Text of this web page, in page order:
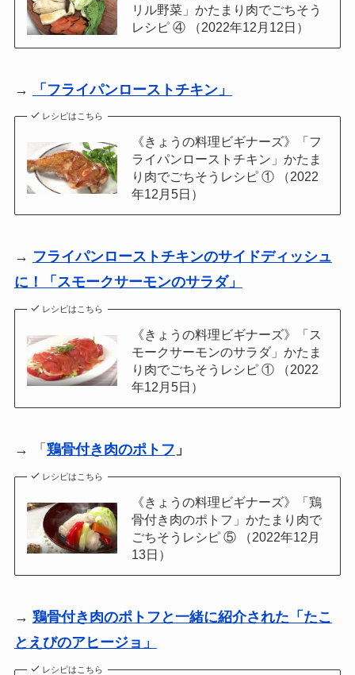
リル野菜」かたまり肉でごちそう
レシピ ④ （2022年12月12日）
→ 「 フライパンローストチキン」
レシピはこちら
《きょうの料理ビギナーズ》「フ
ライパンローストチキン」かたま
り肉でごちそうレシピ ① （2022
年12月5日）
→ フライパンローストチキンのサイドディッシュ
に！「スモークサーモンのサラダ」
レシピはこちら
《きょうの料理ビギナーズ》「ス
モークサーモンのサラダ」かたま
り肉でごちそうレシピ ① （2022
年12月5日）
→ 「 鶏骨付き肉のポトフ 」
レシピはこちら
《きょうの料理ビギナーズ》「鶏
骨付き肉のポトフ」かたまり肉で
ごちそうレシピ ⑤ （2022年12月
13日）
→ 鶏骨付き肉のポトフと一緒に紹介された「たこ
とえびのアヒージョ」
レシピはこちら